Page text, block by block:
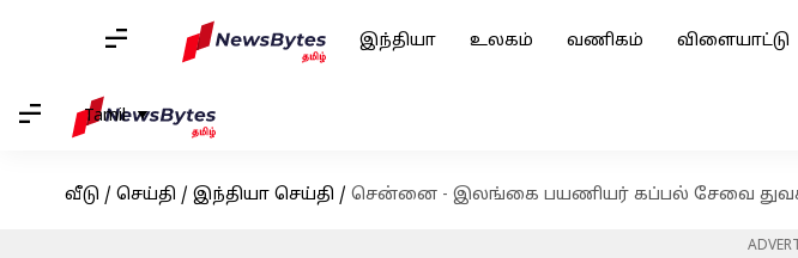
இந்தியா உலகம் வணிகம் விளையாட்டு
Tamil
வீடு / செய்தி / இந்தியா செய்தி / சென்னை - இலங்கை பயணியர் கப்பல் சேவை